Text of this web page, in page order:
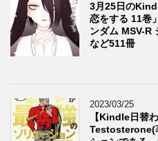
3月25日の
恋をする 11巻
ンダム MSV-R
など511冊
2023/03/25
【Kindle日替
Testosterone(